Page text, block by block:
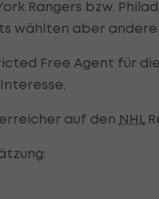
Rangers bzw.
wählten aber andere
Free Agent für
auf den NHL